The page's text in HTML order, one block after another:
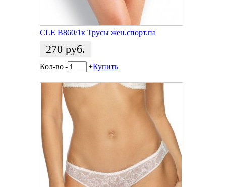
CLE B860/1к Трусы жен.спорт.па
270 руб.
Кол-во- +Купить